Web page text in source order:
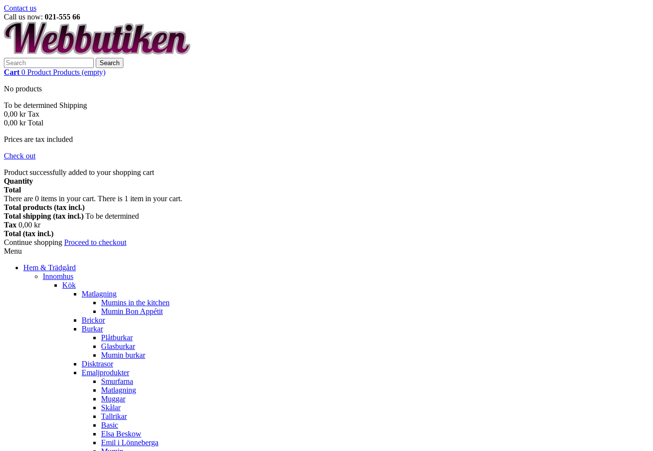
Contact us
Call us now: 021-555 66
Search
Cart 0 Product Products (empty)
No products
To be determined Shipping
0,00 kr Tax
0,00 kr Total
Prices are tax included
Check out
Product successfully added to your shopping cart
Quantity
Total
There are 0 items in your cart. There is 1 item in your cart.
Total products (tax incl.)
Total shipping (tax incl.) To be determined
Tax 0,00 kr
Total (tax incl.)
Continue shopping Proceed to checkout
Menu
Hem & Trädgård
Innomhus
Kök
Matlagning
Mumins in the kitchen
Mumin Bon Appétit
Brickor
Burkar
Plåtburkar
Glasburkar
Mumin burkar
Disktrasor
Emaljprodukter
Smurfarna
Matlagning
Muggar
Skålar
Tallrikar
Basic
Elsa Beskow
Emil i Lönneberga